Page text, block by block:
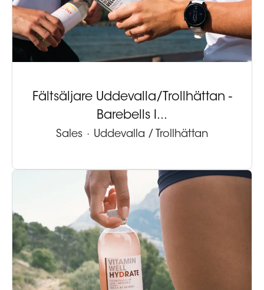
Fältsäljare Uddevalla/Trollhättan -
Barebells I...
Sales · Uddevalla / Trollhättan